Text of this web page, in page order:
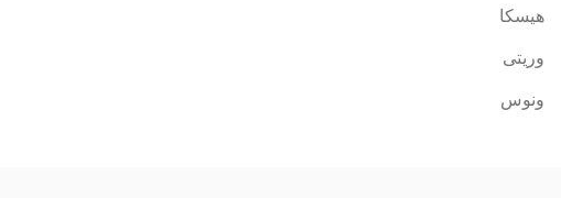
هیسکا
وریتی
ونوس